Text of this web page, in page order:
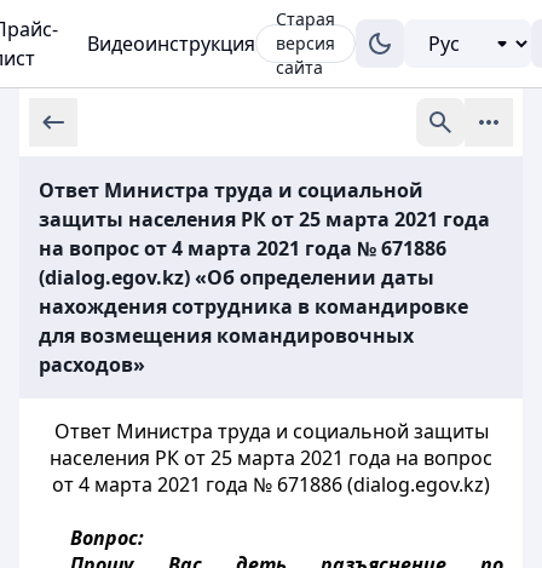
Видеоинструкция
Старая
версия
сайта
Ответ Министра труда и социальной
защиты населения РК от 25 марта 2021 года
на вопрос от 4 марта 2021 года № 671886
(dialog.egov.kz) «Об определении даты
нахождения сотрудника в командировке
для возмещения командировочных
расходов»
Ответ Министра труда и социальной защиты
населения РК от 25 марта 2021 года на вопрос
от 4 марта 2021 года № 671886 (dialog.egov.kz)
Вопрос: